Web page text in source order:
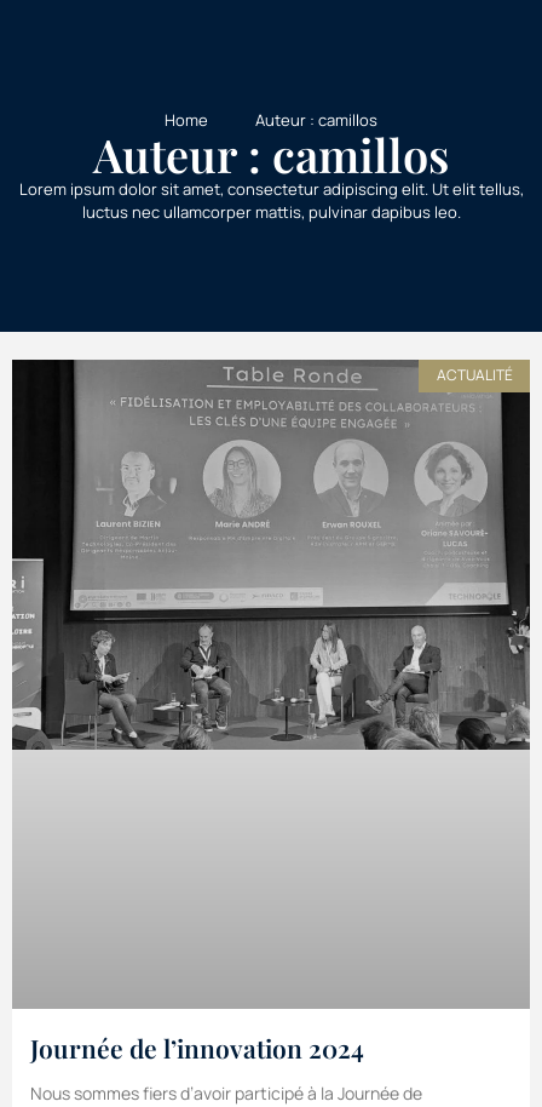
Home Auteur : camillos
Auteur : camillos
Lorem ipsum dolor sit amet, consectetur adipiscing elit. Ut elit tellus,
luctus nec ullamcorper mattis, pulvinar dapibus leo.
ACTUALITÉ
Journée de l’innovation 2024
Nous sommes fiers d’avoir participé à la Journée de